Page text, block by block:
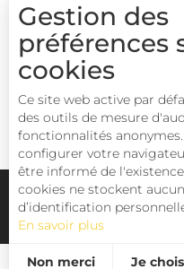
Plan du site Pays
Mentions légales
Gestion des
préférences
cookies
Ce site web active par
des outils de mesure
fonctionnalités
configurer votre
être informé de
cookies ne stockent
d’identification
En savoir plus
Non merci Je